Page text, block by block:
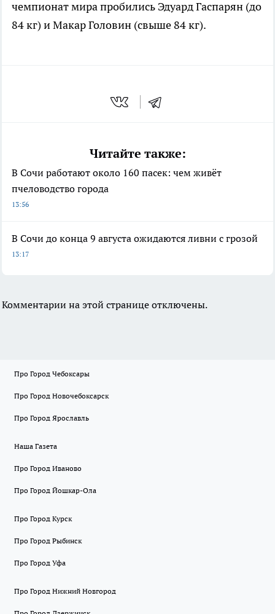
чемпионат мира пробились Эдуард Гаспарян (до
84 кг) и Макар Головин (свыше 84 кг).
Читайте также:
В Сочи работают около 160 пасек: чем живёт
пчеловодство города
13:56
В Сочи до конца 9 августа ожидаются ливни с грозой
13:17
Комментарии на этой странице отключены.
Про Город Чебоксары
Про Город Новочебоксарск
Про Город Ярославль
Наша Газета
Про Город Иваново
Про Город Йошкар-Ола
Про Город Курск
Про Город Рыбинск
Про Город Уфа
Про Город Нижний Новгород